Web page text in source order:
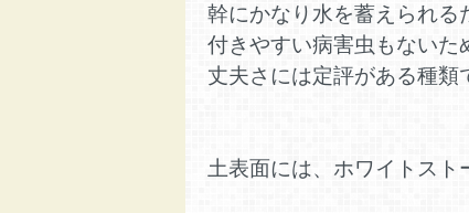
幹にかなり水を蓄えられる
付きやすい病害虫もないた
丈夫さには定評がある種類
土表面には、ホワイトスト